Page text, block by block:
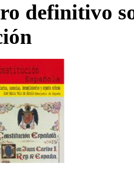
definitivo